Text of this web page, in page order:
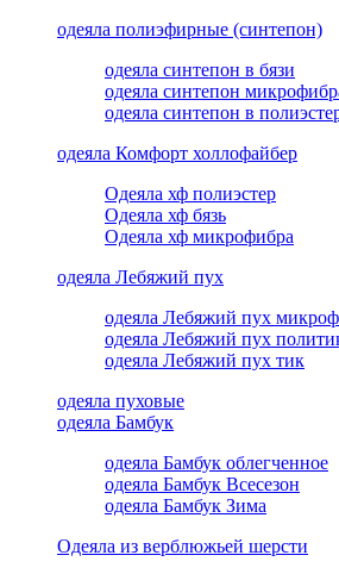
одеяла полиэфирные (синтепон)
одеяла синтепон в бязи
одеяла синтепон
одеяла синтепон в
одеяла Комфорт холлофайбер
Одеяла хф полиэстер
Одеяла хф бязь
Одеяла хф микрофибра
одеяла Лебяжий пух
одеяла Лебяжий пух
одеяла Лебяжий пух
одеяла Лебяжий пух тик
одеяла пуховые
одеяла Бамбук
одеяла Бамбук облегченное
одеяла Бамбук Всесезон
одеяла Бамбук Зима
Одеяла из верблюжьей шерсти